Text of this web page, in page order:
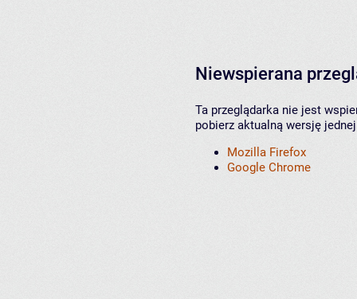
Niewspierana
Ta przeglądarka nie jest
pobierz aktualną wersję
Mozilla Firefox
Google Chrome